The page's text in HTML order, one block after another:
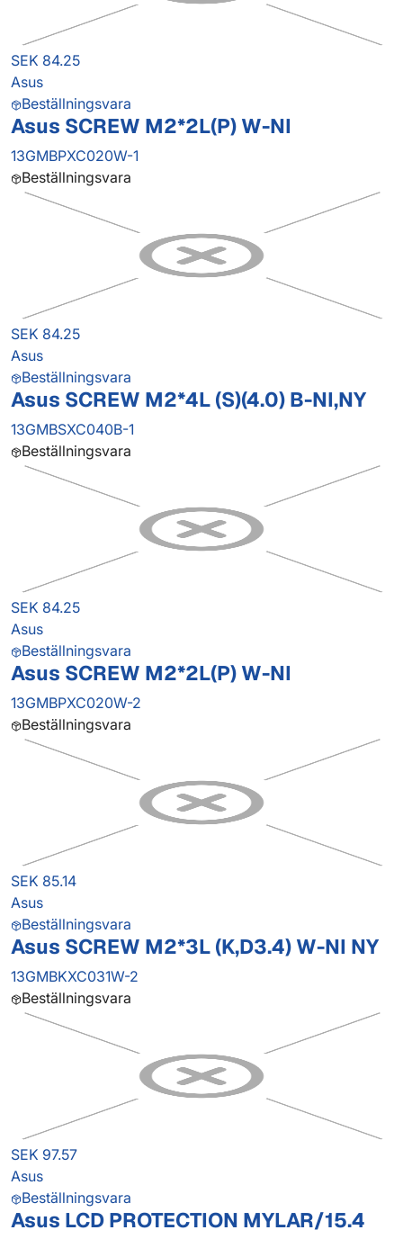
SEK 84.25
Asus
Beställningsvara
Asus SCREW M2*2L(P) W-NI
13GMBPXC020W-1
Beställningsvara
SEK 84.25
Asus
Beställningsvara
Asus SCREW M2*4L (S)(4.0) B-NI,NY
13GMBSXC040B-1
Beställningsvara
SEK 84.25
Asus
Beställningsvara
Asus SCREW M2*2L(P) W-NI
13GMBPXC020W-2
Beställningsvara
SEK 85.14
Asus
Beställningsvara
Asus SCREW M2*3L (K,D3.4) W-NI NY
13GMBKXC031W-2
Beställningsvara
SEK 97.57
Asus
Beställningsvara
Asus LCD PROTECTION MYLAR/15.4